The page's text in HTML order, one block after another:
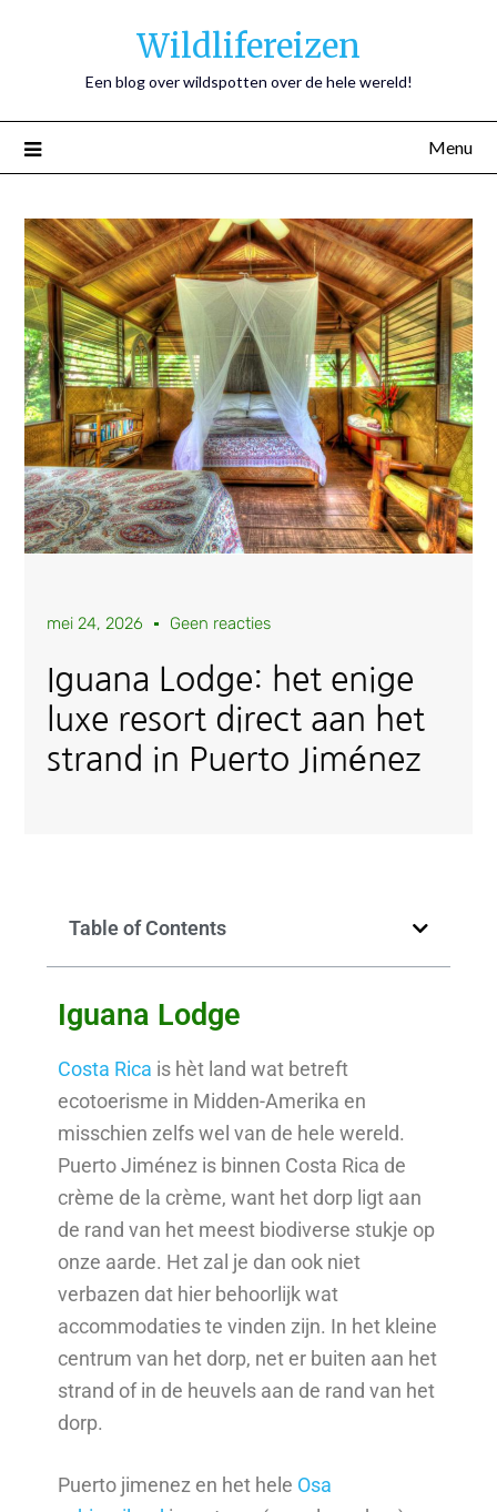
Wildlifereizen
Een blog over wildspotten over de hele wereld!
Menu
mei 24, 2026 Geen reacties
Iguana Lodge: het enige
luxe resort direct aan het
strand in Puerto Jiménez
Table of Contents
Iguana Lodge
Costa Rica is hèt land wat betreft
ecotoerisme in Midden-Amerika en
misschien zelfs wel van de hele wereld.
Puerto Jiménez is binnen Costa Rica de
crème de la crème, want het dorp ligt aan
de rand van het meest biodiverse stukje op
onze aarde. Het zal je dan ook niet
verbazen dat hier behoorlijk wat
accommodaties te vinden zijn. In het kleine
centrum van het dorp, net er buiten aan het
strand of in de heuvels aan de rand van het
dorp.
Puerto jimenez en het hele Osa